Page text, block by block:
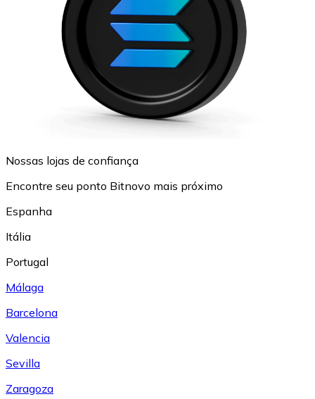
Nossas lojas de confiança
Encontre seu ponto Bitnovo mais próximo
Espanha
Itália
Portugal
Málaga
Barcelona
Valencia
Sevilla
Zaragoza